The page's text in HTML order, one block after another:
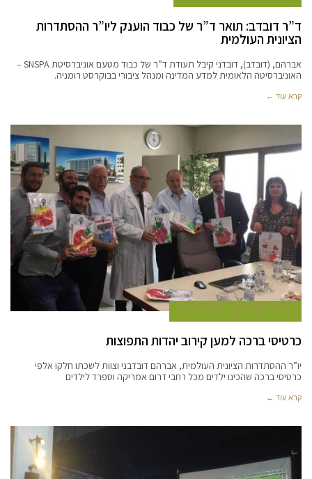
ד”ר דובדב: תואר ד”ר של כבוד הוענק ליו”ר ההסתדרות
הציונית העולמית
אברהם, (דובדב), דובדני קיבל תעודת ד”ר של כבוד מטעם אוניברסיטת SNSPA –
האוניברסיטה הלאומית למדע המדינה ומנהל ציבורי בבוקרסט רומניה.
קרא עוד ←
30 באוקטובר 2019 אביעד ברטוב
כרטיסי ברכה למען קירוב יהדות התפוצות
יו”ר ההסתדרות הציונית העולמית, אברהם דובדבני וצוות לשכתו חלקו אלפי
כרטיסי ברכה שהכינו ילדים מכל רחבי דרום אמריקה וספרד לילדים
קרא עוד ←